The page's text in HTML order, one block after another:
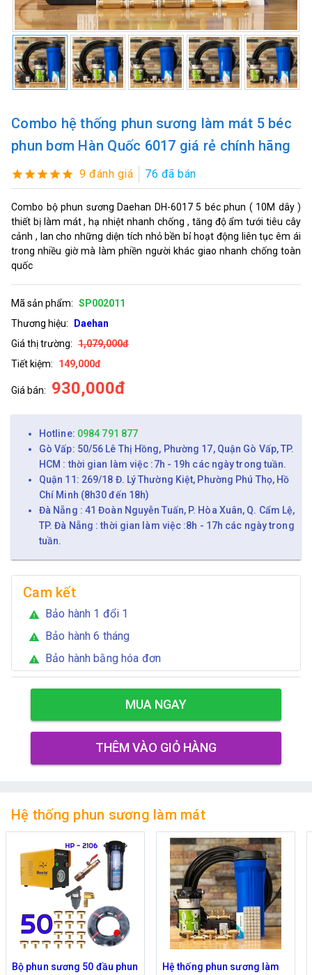
Combo hệ thống phun sương làm mát 5 béc
phun bơm Hàn Quốc 6017 giá rẻ chính hãng
9 đánh giá 76 đã bán
Combo bộ phun sương Daehan DH-6017 5 béc phun ( 10M dây )
thiết bị làm mát , hạ nhiệt nhanh chống , tăng độ ẩm tưới tiêu cây
cảnh , lan cho những diện tích nhỏ bền bỉ hoạt động liên tục êm ái
trong nhiều giờ mà làm phiền người khác giao nhanh chống toàn
quốc
Mã sản phẩm: SP002011
Thương hiệu:
Daehan
Giá thị trường: 1,079,000đ
Tiết kiệm:
149,000đ
Giá bán: 930,000đ
Hotline: 0984 791 877
Gò Vấp: 50/56 Lê Thị Hồng, Phường 17, Quận Gò Vấp, TP.
HCM : thời gian làm việc :7h - 19h các ngày trong tuần.
Quận 11: 269/18 Đ. Lý Thường Kiệt, Phường Phú Thọ, Hồ
Chí Minh (8h30 đến 18h)
Đà Nẵng : 41 Đoàn Nguyễn Tuấn, P. Hòa Xuân, Q. Cẩm Lệ,
TP. Đà Nẵng : thời gian làm việc :8h - 17h các ngày trong
tuần.
Cam kết
warning Bảo hành 1 đổi 1
warning Bảo hành 6 tháng
warning Bảo hành bằng hóa đơn
MUA NGAY
THÊM VÀO GIỎ HÀNG
Hệ thống phun sương làm mát
Bộ phun sương 50 đầu phun
Hệ thống phun sương làm